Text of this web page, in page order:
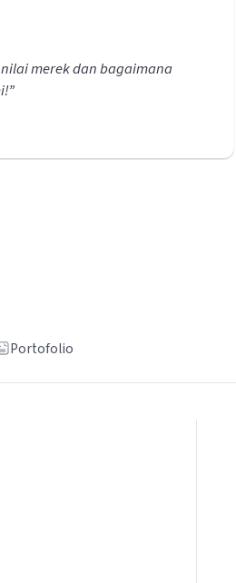
merek dan bagaimana
”
Portofolio